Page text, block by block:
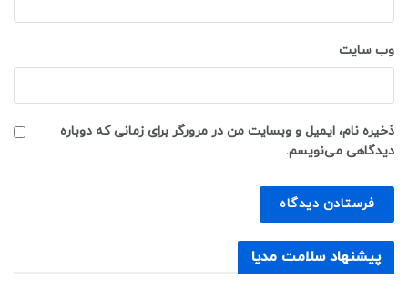
وب‌ سایت
ذخیره نام، ایمیل و وبسایت من در مرورگر برای زمانی که دوباره
دیدگاهی می‌نویسم.
پیشنهاد سلامت مدیا